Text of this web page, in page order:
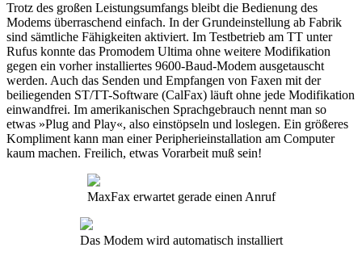
Trotz des großen Leistungsumfangs bleibt die Bedienung des
Modems überraschend einfach. In der Grundeinstellung ab Fabrik
sind sämtliche Fähigkeiten aktiviert. Im Testbetrieb am TT unter
Rufus konnte das Promodem Ultima ohne weitere Modifikation
gegen ein vorher installiertes 9600-Baud-Modem ausgetauscht
werden. Auch das Senden und Empfangen von Faxen mit der
beiliegenden ST/TT-Software (CalFax) läuft ohne jede Modifikation
einwandfrei. Im amerikanischen Sprachgebrauch nennt man so
etwas »Plug and Play«, also einstöpseln und loslegen. Ein größeres
Kompliment kann man einer Peripherieinstallation am Computer
kaum machen. Freilich, etwas Vorarbeit muß sein!
MaxFax erwartet gerade einen Anruf
Das Modem wird automatisch installiert